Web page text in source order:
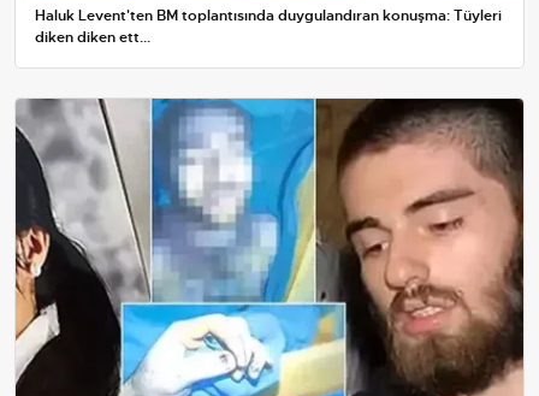
Haluk Levent'ten BM toplantısında duygulandıran konuşma: Tüyleri
diken diken ett...